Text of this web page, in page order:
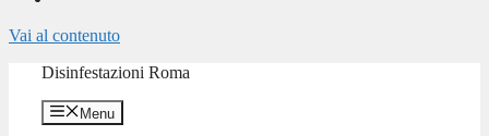
Vai al contenuto
Disinfestazioni Roma
Menu